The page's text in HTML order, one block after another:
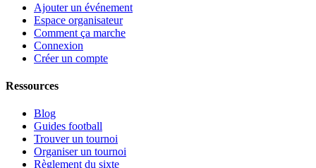
Ajouter un événement
Espace organisateur
Comment ça marche
Connexion
Créer un compte
Ressources
Blog
Guides football
Trouver un tournoi
Organiser un tournoi
Règlement du sixte